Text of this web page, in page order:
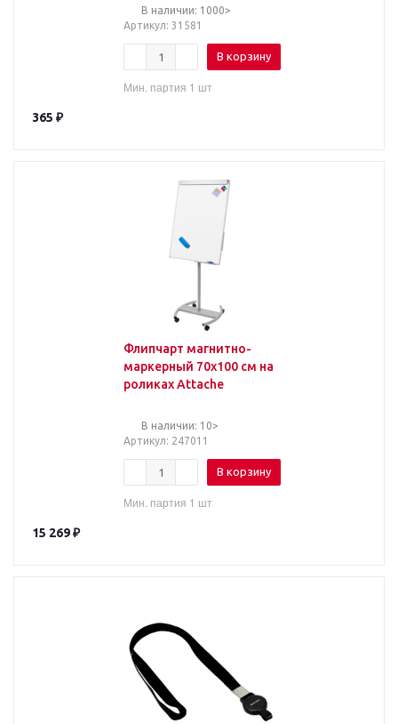
В наличии: 1000>
Артикул: 31581
В корзину
Мин. партия 1 шт
365 ₽
Флипчарт магнитно-
маркерный 70х100 см на
роликах Attache
В наличии: 10>
Артикул: 247011
В корзину
Мин. партия 1 шт
15 269₽